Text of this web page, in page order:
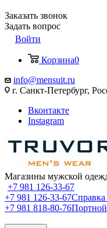
Заказать звонок
Задать вопрос
Войти
Корзина0
info@mensuit.ru
г. Санкт-Петербург,
Вконтакте
Instagram
Магазины мужской
+7 981 126-33-67
+7 981 126-33-67Справка
+7 981 818-80-76Портной